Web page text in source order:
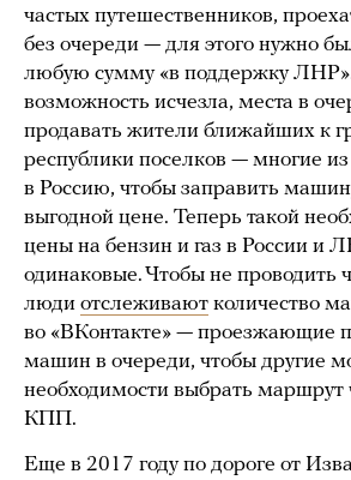
частых путешественников,
без очереди — для этого нужно
любую сумму «в поддержку ЛНР».
возможность исчезла, места в
продавать жители ближайших к
республики поселков — многие
в Россию, чтобы заправить
выгодной цене. Теперь такой
цены на бензин и газ в России и
одинаковые. Чтобы не проводить
люди отслеживают количество
во «ВКонтакте» — проезжающие
машин в очереди, чтобы другие
необходимости выбрать маршрут
КПП.
Еще в 2017 году по дороге от